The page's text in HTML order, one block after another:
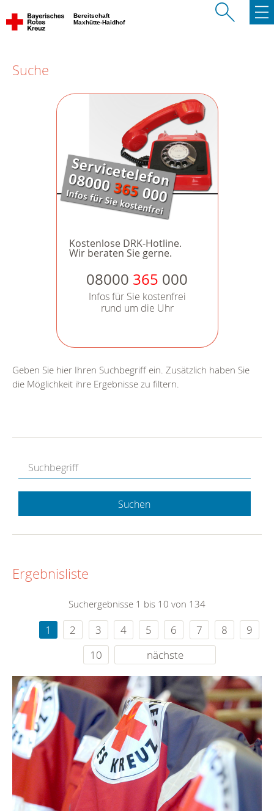
Bereitschaft
Maxhütte-Haidhof
Suche
Kostenlose DRK-Hotline.
Wir beraten Sie gerne.
08000 365 000
Infos für Sie kostenfrei
rund um die Uhr
Geben Sie hier Ihren Suchbegriff ein. Zusätzlich haben Sie
die Möglichkeit ihre Ergebnisse zu filtern.
Suchen
Ergebnisliste
Suchergebnisse 1 bis 10 von 134
1 2 3 4 5 6 7 8
9
10
nächste